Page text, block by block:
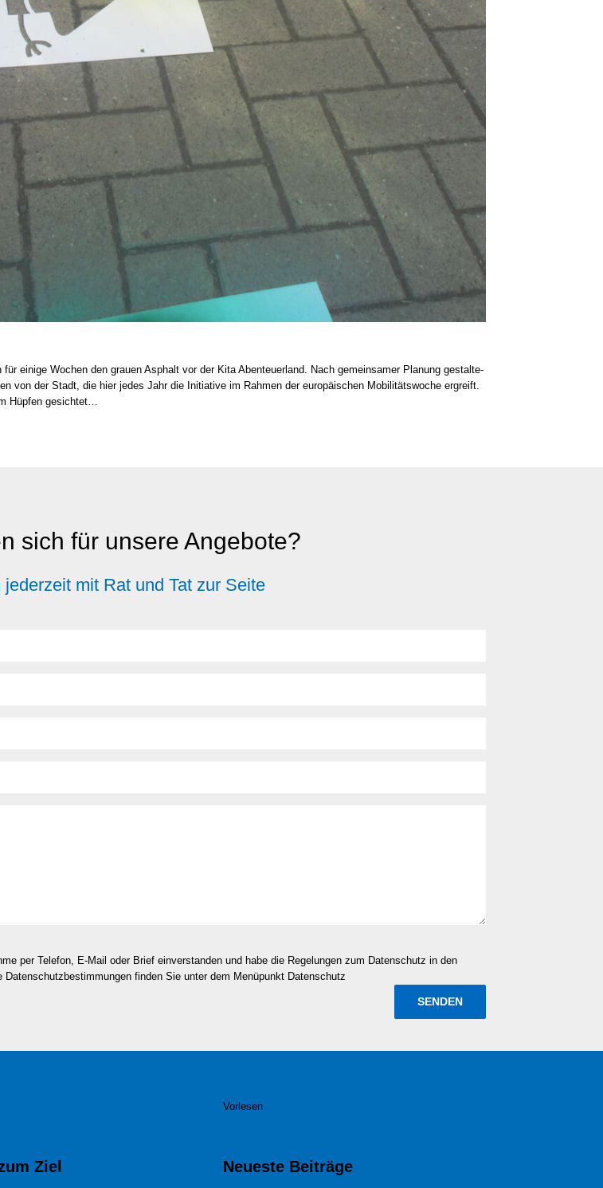
eini­ge Wochen den grau­en Asphalt vor der Kita Aben­teu­er­land. Nach gemein­sa­mer Pla­nung gestal­te­
von der Stadt, die hier jedes Jahr die Initia­ti­ve im Rah­men der euro­päi­schen Mobi­li­täts­wo­che ergreift.
Hüp­fen gesich­tet…
sich für unsere Angebote?
mit Rat und Tat zur Seite
per Telefon, E-Mail oder Brief einverstanden und habe die Regelungen zum Datenschutz in den
finden Sie unter dem Menüpunkt Datenschutz
Ziel
Vorlesen
Neueste Beiträge